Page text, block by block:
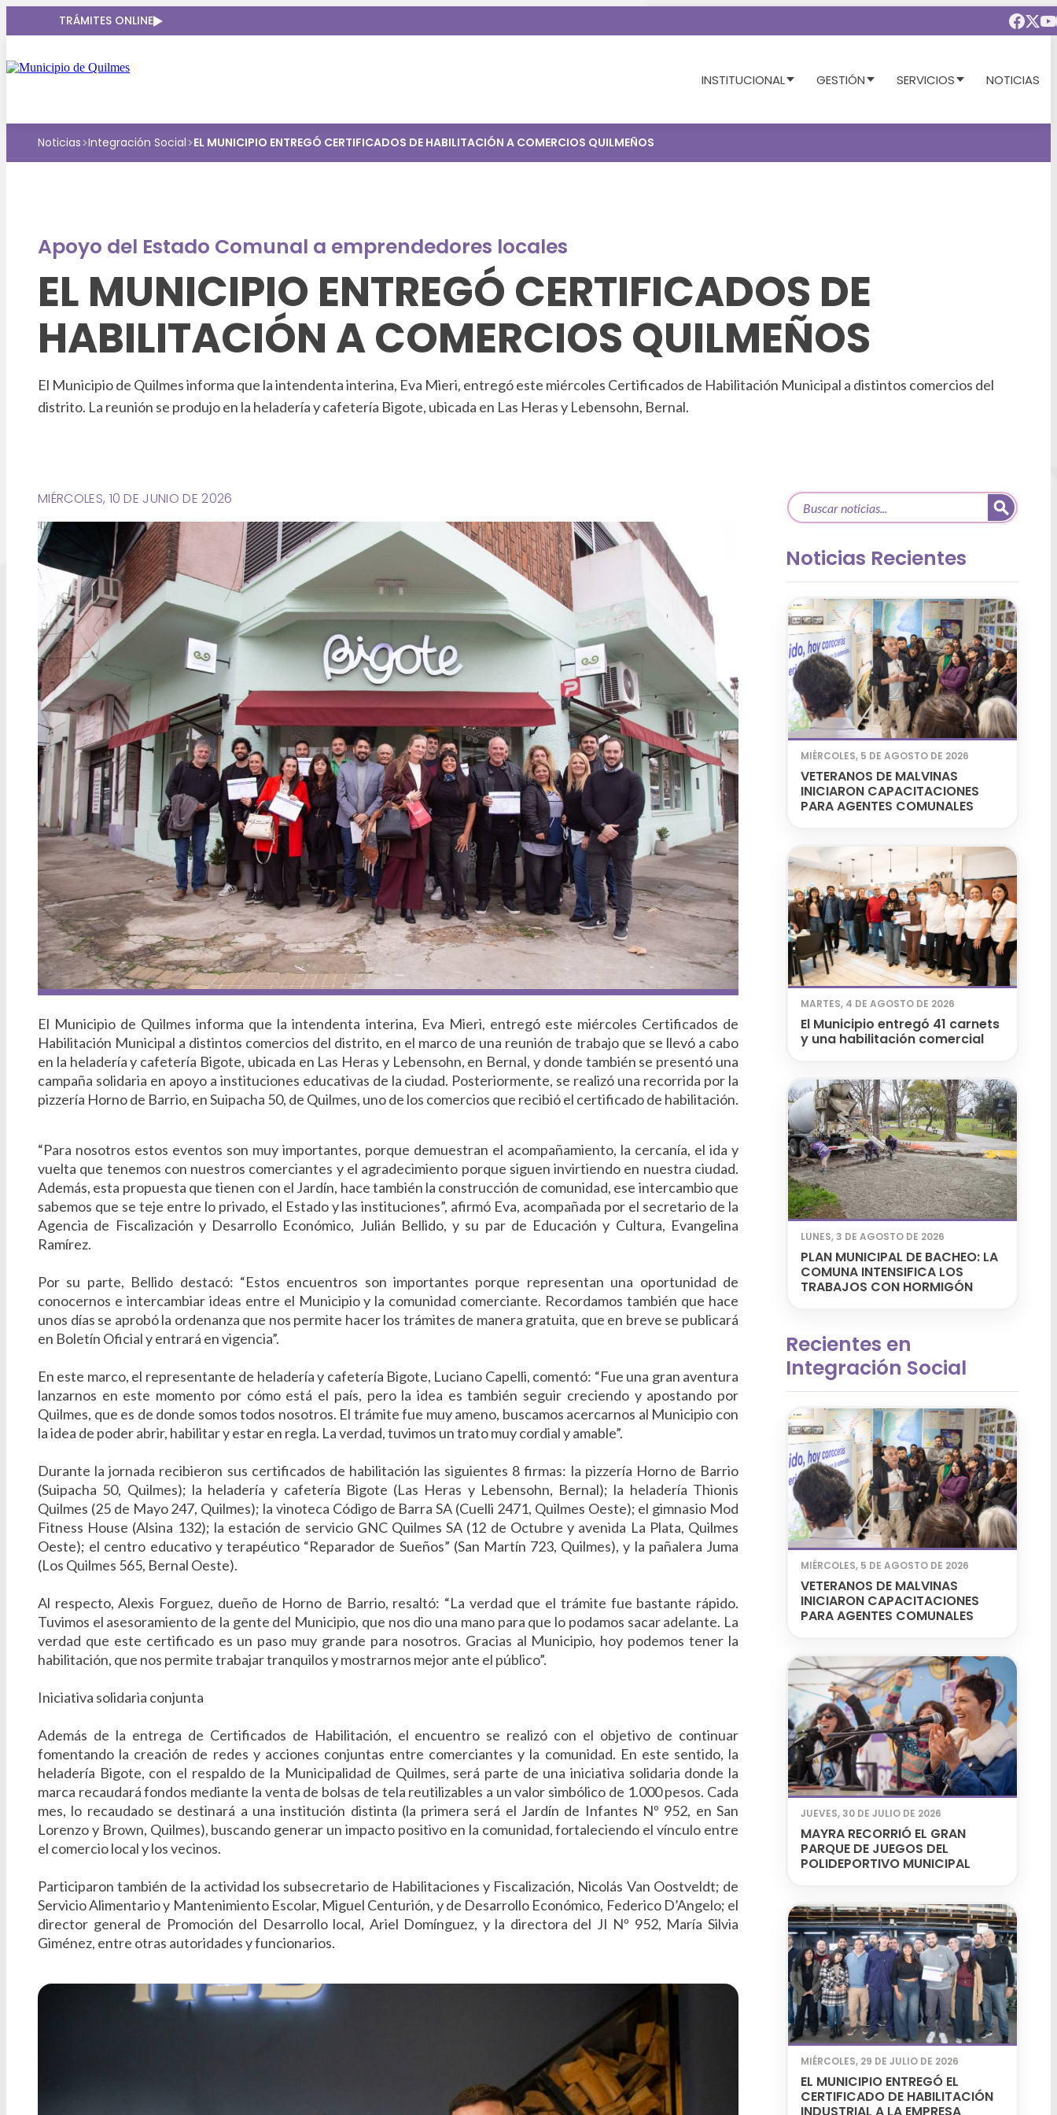
TRÁMITES ONLINE
INSTITUCIONAL GESTIÓN SERVICIOS NOTICIAS
Noticias>Integración Social>EL MUNICIPIO ENTREGÓ CERTIFICADOS DE HABILITACIÓN A COMERCIOS QUILMEÑOS
Apoyo del Estado Comunal a emprendedores locales
EL MUNICIPIO ENTREGÓ CERTIFICADOS DE
HABILITACIÓN A COMERCIOS QUILMEÑOS
El Municipio de Quilmes informa que la intendenta interina, Eva Mieri, entregó este miércoles Certificados de Habilitación Municipal a distintos comercios del
distrito. La reunión se produjo en la heladería y cafetería Bigote, ubicada en Las Heras y Lebensohn, Bernal.
MIÉRCOLES, 10 DE JUNIO DE 2026
El Municipio de Quilmes informa que la intendenta interina, Eva Mieri, entregó este miércoles Certificados de
Habilitación Municipal a distintos comercios del distrito, en el marco de una reunión de trabajo que se llevó a cabo
en la heladería y cafetería Bigote, ubicada en Las Heras y Lebensohn, en Bernal, y donde también se presentó una
campaña solidaria en apoyo a instituciones educativas de la ciudad. Posteriormente, se realizó una recorrida por la
pizzería Horno de Barrio, en Suipacha 50, de Quilmes, uno de los comercios que recibió el certificado de habilitación.
“Para nosotros estos eventos son muy importantes, porque demuestran el acompañamiento, la cercanía, el ida y
vuelta que tenemos con nuestros comerciantes y el agradecimiento porque siguen invirtiendo en nuestra ciudad.
Además, esta propuesta que tienen con el Jardín, hace también la construcción de comunidad, ese intercambio que
sabemos que se teje entre lo privado, el Estado y las instituciones”, afirmó Eva, acompañada por el secretario de la
Agencia de Fiscalización y Desarrollo Económico, Julián Bellido, y su par de Educación y Cultura, Evangelina
Ramírez.
Por su parte, Bellido destacó: “Estos encuentros son importantes porque representan una oportunidad de
conocernos e intercambiar ideas entre el Municipio y la comunidad comerciante. Recordamos también que hace
unos días se aprobó la ordenanza que nos permite hacer los trámites de manera gratuita, que en breve se publicará
en Boletín Oficial y entrará en vigencia”.
En este marco, el representante de heladería y cafetería Bigote, Luciano Capelli, comentó: “Fue una gran aventura
lanzarnos en este momento por cómo está el país, pero la idea es también seguir creciendo y apostando por
Quilmes, que es de donde somos todos nosotros. El trámite fue muy ameno, buscamos acercarnos al Municipio con
la idea de poder abrir, habilitar y estar en regla. La verdad, tuvimos un trato muy cordial y amable”.
Durante la jornada recibieron sus certificados de habilitación las siguientes 8 firmas: la pizzería Horno de Barrio
(Suipacha 50, Quilmes); la heladería y cafetería Bigote (Las Heras y Lebensohn, Bernal); la heladería Thionis
Quilmes (25 de Mayo 247, Quilmes); la vinoteca Código de Barra SA (Cuelli 2471, Quilmes Oeste); el gimnasio Mod
Fitness House (Alsina 132); la estación de servicio GNC Quilmes SA (12 de Octubre y avenida La Plata, Quilmes
Oeste); el centro educativo y terapéutico “Reparador de Sueños” (San Martín 723, Quilmes), y la pañalera Juma
(Los Quilmes 565, Bernal Oeste).
Al respecto, Alexis Forguez, dueño de Horno de Barrio, resaltó: “La verdad que el trámite fue bastante rápido.
Tuvimos el asesoramiento de la gente del Municipio, que nos dio una mano para que lo podamos sacar adelante. La
verdad que este certificado es un paso muy grande para nosotros. Gracias al Municipio, hoy podemos tener la
habilitación, que nos permite trabajar tranquilos y mostrarnos mejor ante el público”.
Iniciativa solidaria conjunta
Además de la entrega de Certificados de Habilitación, el encuentro se realizó con el objetivo de continuar
fomentando la creación de redes y acciones conjuntas entre comerciantes y la comunidad. En este sentido, la
heladería Bigote, con el respaldo de la Municipalidad de Quilmes, será parte de una iniciativa solidaria donde la
marca recaudará fondos mediante la venta de bolsas de tela reutilizables a un valor simbólico de 1.000 pesos. Cada
mes, lo recaudado se destinará a una institución distinta (la primera será el Jardín de Infantes Nº 952, en San
Lorenzo y Brown, Quilmes), buscando generar un impacto positivo en la comunidad, fortaleciendo el vínculo entre
el comercio local y los vecinos.
Participaron también de la actividad los subsecretario de Habilitaciones y Fiscalización, Nicolás Van Oostveldt; de
Servicio Alimentario y Mantenimiento Escolar, Miguel Centurión, y de Desarrollo Económico, Federico D’Angelo; el
director general de Promoción del Desarrollo local, Ariel Domínguez, y la directora del JI Nº 952, María Silvia
Giménez, entre otras autoridades y funcionarios.
Noticias Recientes
MIÉRCOLES, 5 DE AGOSTO DE 2026
VETERANOS DE MALVINAS
INICIARON CAPACITACIONES
PARA AGENTES COMUNALES
MARTES, 4 DE AGOSTO DE 2026
El Municipio entregó 41 carnets
y una habilitación comercial
LUNES, 3 DE AGOSTO DE 2026
PLAN MUNICIPAL DE BACHEO: LA
COMUNA INTENSIFICA LOS
TRABAJOS CON HORMIGÓN
Recientes en
Integración Social
MIÉRCOLES, 5 DE AGOSTO DE 2026
VETERANOS DE MALVINAS
INICIARON CAPACITACIONES
PARA AGENTES COMUNALES
JUEVES, 30 DE JULIO DE 2026
MAYRA RECORRIÓ EL GRAN
PARQUE DE JUEGOS DEL
POLIDEPORTIVO MUNICIPAL
MIÉRCOLES, 29 DE JULIO DE 2026
EL MUNICIPIO ENTREGÓ EL
CERTIFICADO DE HABILITACIÓN